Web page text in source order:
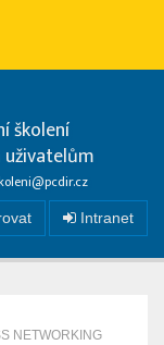
školení
Intranet
NETWORKING